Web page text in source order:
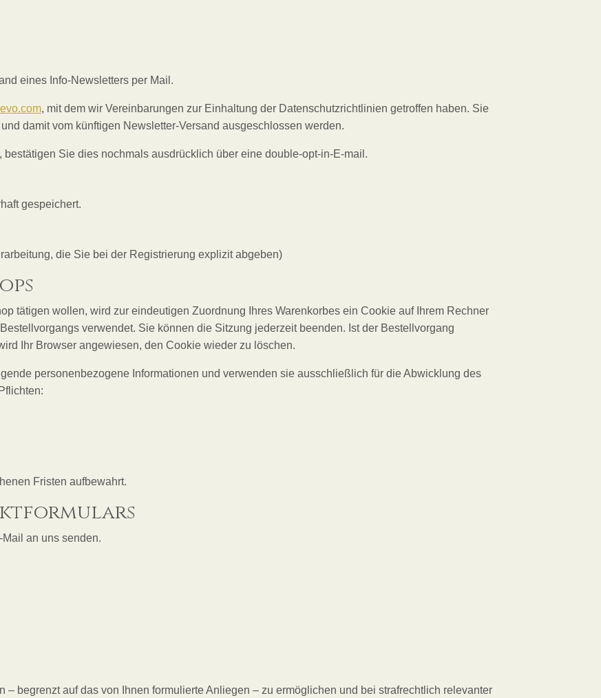
eines Info-Newsletters per Mail.
, mit dem wir Vereinbarungen zur Einhaltung der Datenschutzrichtlinien getroffen haben. Sie
und damit vom künftigen Newsletter-Versand ausgeschlossen werden.
Sie dies nochmals ausdrücklich über eine double-opt-in-E-mail.
gespeichert.
die Sie bei der Registrierung explizit abgeben)
tätigen wollen, wird zur eindeutigen Zuordnung Ihres Warenkorbes ein Cookie auf Ihrem Rechner
verwendet. Sie können die Sitzung jederzeit beenden. Ist der Bestellvorgang
Ihr Browser angewiesen, den Cookie wieder zu löschen.
personenbezogene Informationen und verwenden sie ausschließlich für die Abwicklung des
Fristen aufbewahrt.
an uns senden.
– begrenzt auf das von Ihnen formulierte Anliegen – zu ermöglichen und bei strafrechtlich relevanter